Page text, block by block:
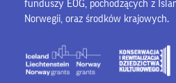
funduszy EOG, pochodzących z
Norwegii, oraz środków krajowych.